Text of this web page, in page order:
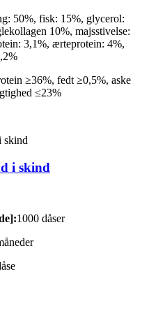
50%, fisk: 15%, glycerol:
10%, majsstivelse:
3,1%, ærteprotein: 4%,
≥36%, fedt ≥0,5%, aske
≤23%
i skind
1000 dåser